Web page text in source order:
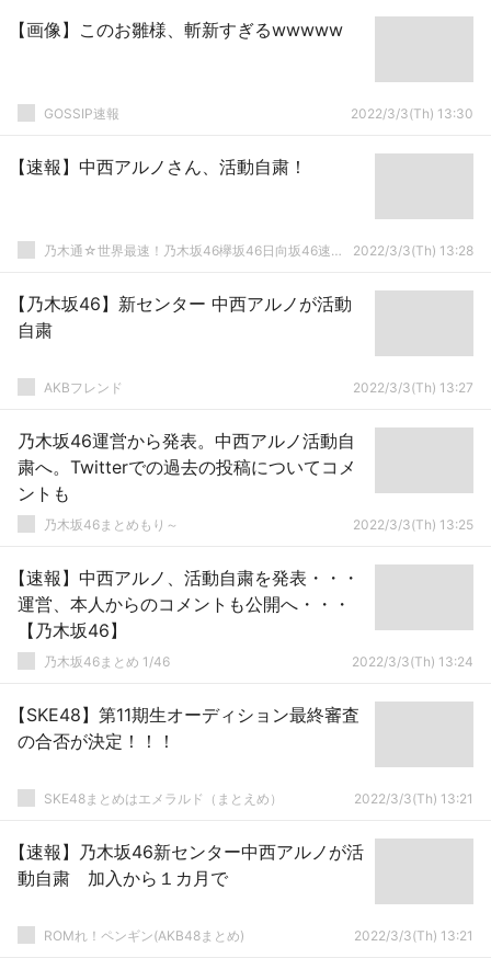
【画像】このお雛様、斬新すぎるwwwww
GOSSIP速報 2022/3/3(Th) 13:30
【速報】中西アルノさん、活動自粛！
乃木通☆世界最速！乃木坂46欅坂46日向坂46速報まとめ 2022/3/3(Th) 13:28
【乃木坂46】新センター 中西アルノが活動
自粛
AKBフレンド 2022/3/3(Th) 13:27
乃木坂46運営から発表。中西アルノ活動自
粛へ。Twitterでの過去の投稿についてコメ
ントも
乃木坂46まとめもり～ 2022/3/3(Th) 13:25
【速報】中西アルノ、活動自粛を発表・・・
運営、本人からのコメントも公開へ・・・
【乃木坂46】
乃木坂46まとめ 1/46 2022/3/3(Th) 13:24
【SKE48】第11期生オーディション最終審査
の合否が決定！！！
SKE48まとめはエメラルド（まとえめ） 2022/3/3(Th) 13:21
【速報】乃木坂46新センター中西アルノが活
動自粛 加入から１カ月で
ROMれ！ペンギン(AKB48まとめ) 2022/3/3(Th) 13:21